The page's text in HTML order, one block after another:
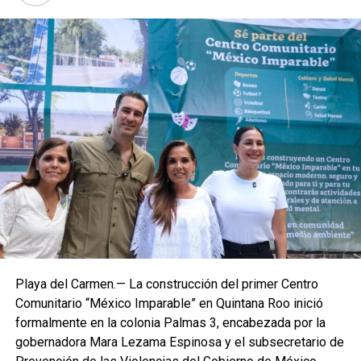
Playa del Carmen.— La construcción del primer Centro
Comunitario “México Imparable” en Quintana Roo inició
formalmente en la colonia Palmas 3, encabezada por la
gobernadora Mara Lezama Espinosa y el subsecretario de